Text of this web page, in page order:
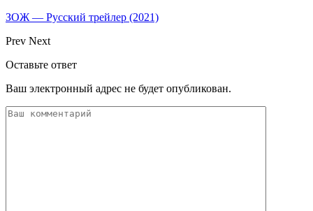
ЗОЖ — Русский трейлер (2021)
Prev Next
Оставьте ответ
Ваш электронный адрес не будет опубликован.